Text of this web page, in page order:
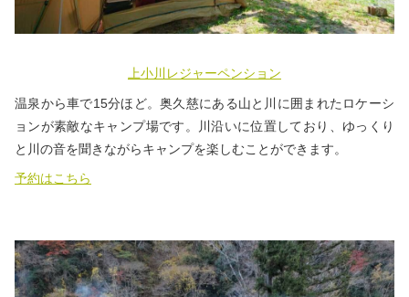
上小川レジャーペンション
温泉から車で15分ほど。奥久慈にある山と川に囲まれたロケーシ
ョンが素敵なキャンプ場です。川沿いに位置しており、ゆっくり
と川の音を聞きながらキャンプを楽しむことができます。
予約はこちら